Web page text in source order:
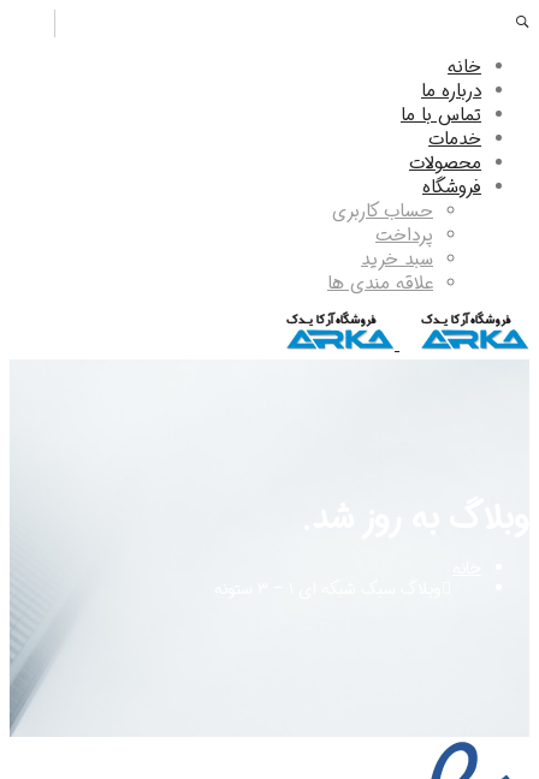
خانه
درباره ما
تماس با ما
خدمات
محصولات
فروشگاه
حساب کاربری
پرداخت
سبد خرید
علاقه مندی ها